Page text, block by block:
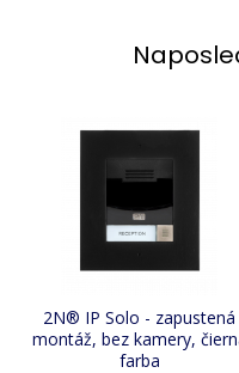
2N® IP Solo - zapustená
montáž, bez kamery,
farba